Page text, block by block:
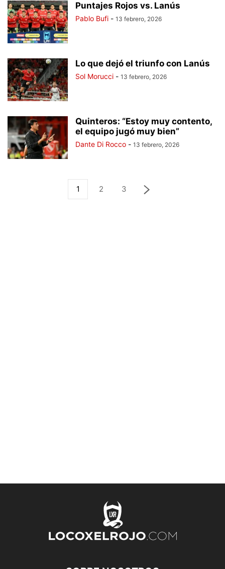
Puntajes Rojos vs. Lanús
Pablo Bufi - 13 febrero, 2026
Lo que dejó el triunfo con Lanús
Sol Morucci - 13 febrero, 2026
Quinteros: “Estoy muy contento,
el equipo jugó muy bien”
Dante Di Rocco - 13 febrero, 2026
1 2 3